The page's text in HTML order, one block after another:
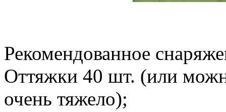
Рекомендованное
Оттяжки 40 шт. (или
очень тяжело);